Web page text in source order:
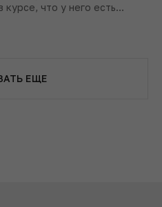
что у него есть
ЕЩЕ